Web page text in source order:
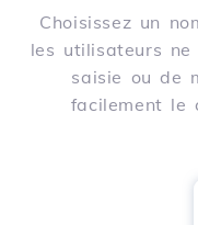
Choisissez un
les utilisateurs
saisie ou de
facilement le